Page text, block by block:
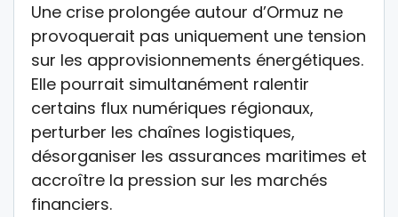
Une crise prolongée autour d’Ormuz ne
provoquerait pas uniquement une tension
sur les approvisionnements énergétiques.
Elle pourrait simultanément ralentir
certains flux numériques régionaux,
perturber les chaînes logistiques,
désorganiser les assurances maritimes et
accroître la pression sur les marchés
financiers.